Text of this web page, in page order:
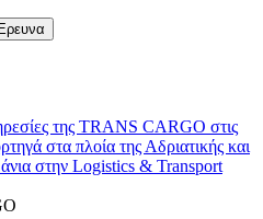
της TRANS CARGO στις
στα πλοία της Αδριατικής και
στην Logistics & Transport